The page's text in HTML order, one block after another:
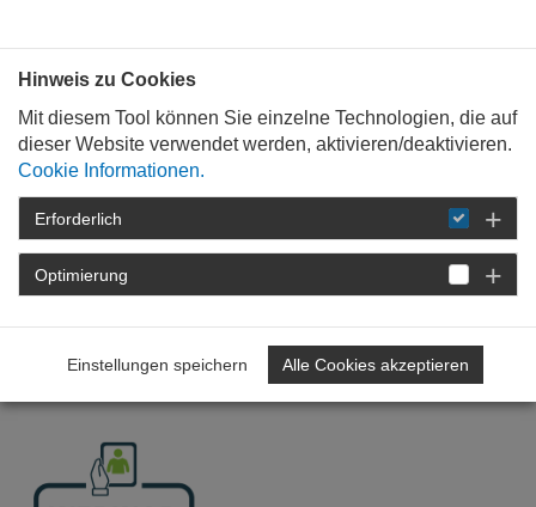
STARTSEITE
FORTBILDUNG
DETAIL
Bautechnische
Entwässerung in Freianlagen
Hinweis zu Cookies
Mit diesem Tool können Sie einzelne Technologien, die auf
dieser Website verwendet werden, aktivieren/deaktivieren.
Cookie Informationen.
Erforderlich
Optimierung
Einstellungen speichern Alle Cookies akzeptieren